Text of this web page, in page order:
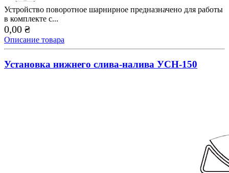
Устройство поворотное шарнирное предназначено для работы
в комплекте с...
0,00 ₴
Описание товара
Установка нижнего слива-налива УСН-150